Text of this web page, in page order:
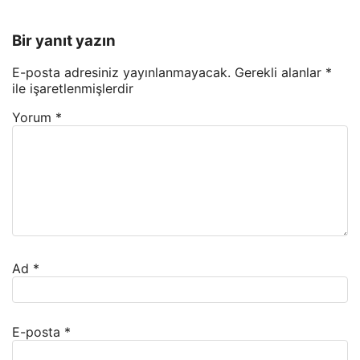
Bir yanıt yazın
E-posta adresiniz yayınlanmayacak. Gerekli alanlar *
ile işaretlenmişlerdir
Yorum *
Ad *
E-posta *